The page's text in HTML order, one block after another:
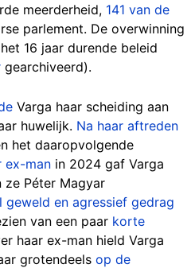
meerderheid, 141 van de
parlement. De overwinning
16 jaar durende beleid
gearchiveerd).
Varga haar scheiding aan
huwelijk. Na haar aftreden
het daaropvolgende
ex-man in 2024 gaf Varga
ze Péter Magyar
geweld en agressief gedrag
van een paar korte
haar ex-man hield Varga
grotendeels op de